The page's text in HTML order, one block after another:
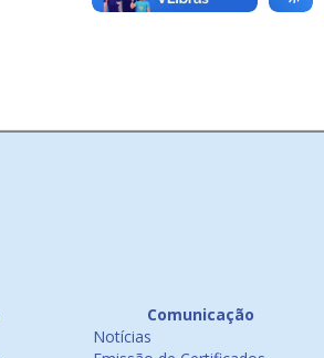
Comunicação
Notícias